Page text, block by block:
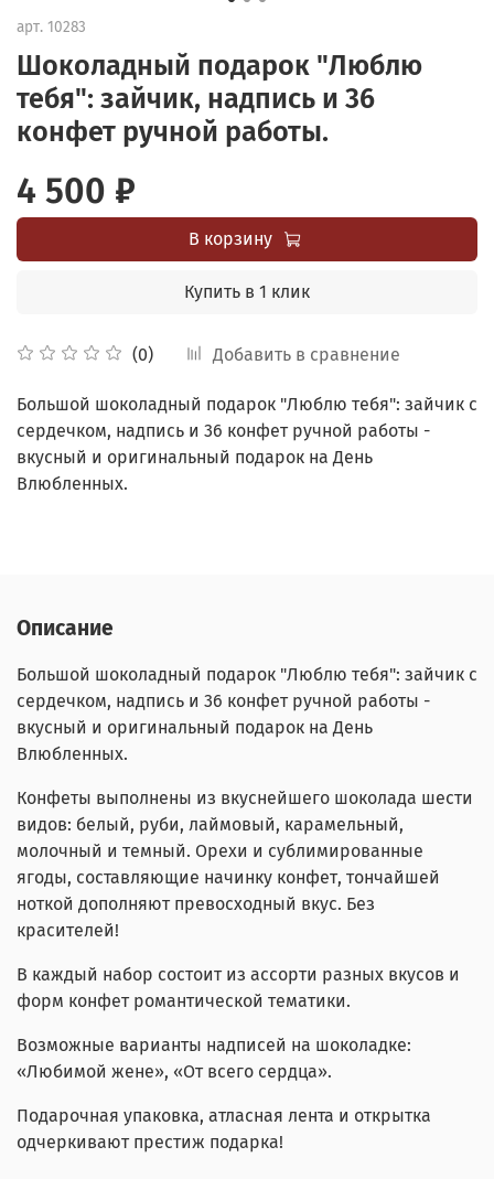
арт. 10283
Шоколадный подарок "Люблю
тебя": зайчик, надпись и 36
конфет ручной работы.
(0) Добавить в сравнение
4 500 ₽
В корзину
Купить в 1 клик
Большой шоколадный подарок "Люблю тебя": зайчик с
сердечком, надпись и 36 конфет ручной работы -
вкусный и оригинальный подарок на День
Влюбленных.
Описание
Большой шоколадный подарок "Люблю тебя": зайчик с
сердечком, надпись и 36 конфет ручной работы -
вкусный и оригинальный подарок на День
Влюбленных.
Конфеты выполнены из вкуснейшего шоколада шести
видов: белый, руби, лаймовый, карамельный,
молочный и темный. Орехи и сублимированные
ягоды, составляющие начинку конфет, тончайшей
ноткой дополняют превосходный вкус. Без
красителей!
В каждый набор состоит из ассорти разных вкусов и
форм конфет романтической тематики.
Возможные варианты надписей на шоколадке:
«Любимой жене», «От всего сердца».
Подарочная упаковка, атласная лента и открытка
одчеркивают престиж подарка!